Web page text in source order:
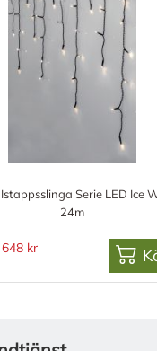
Serie LED Ice
24m
648 kr